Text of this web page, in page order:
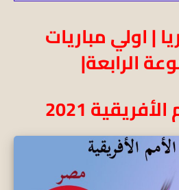
| اولي مباريات
الرابعة|
2021